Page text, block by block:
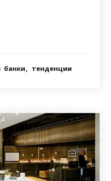
банки тенденции